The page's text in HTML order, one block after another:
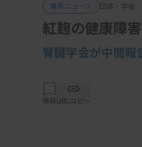
業界ニュース 団体・学会
紅麹の健康障
腎臓学会が中間報
保存URLコピー